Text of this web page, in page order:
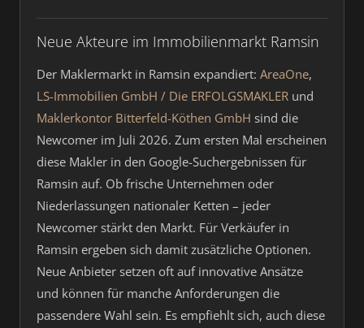
Neue Akteure im Immobilienmarkt Ramsin
Der Maklermarkt in Ramsin expandiert: AreaOne,
LS-Immobilien GmbH / Die ERFOLGSMAKLER und
Maklerkontor Bitterfeld-Köthen GmbH sind die
Newcomer im Juli 2026. Zum ersten Mal erscheinen
diese Makler in den Google-Suchergebnissen für
Ramsin auf. Ob frische Unternehmen oder
Niederlassungen nationaler Ketten – jeder
Newcomer stärkt den Markt. Für Verkäufer in
Ramsin ergeben sich damit zusätzliche Optionen.
Neue Anbieter setzen oft auf innovative Ansätze
und können für manche Anforderungen die
passendere Wahl sein. Es empfiehlt sich, auch diese